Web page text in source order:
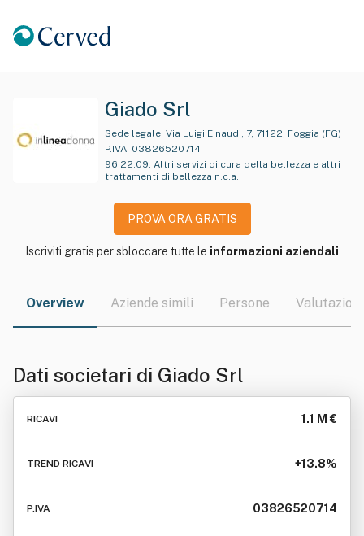
Giado Srl
Sede legale: Via Luigi Einaudi, 7, 71122, Foggia (FG)
P.IVA: 03826520714
96.22.09: Altri servizi di cura della bellezza e altri
trattamenti di bellezza n.c.a.
PROVA ORA GRATIS
Iscriviti gratis per sbloccare tutte le informazioni aziendali
Overview Aziende simili Persone Valutazioni
Dati societari di Giado Srl
RICAVI 1.1 M €
TREND RICAVI +13.8%
P.IVA 03826520714